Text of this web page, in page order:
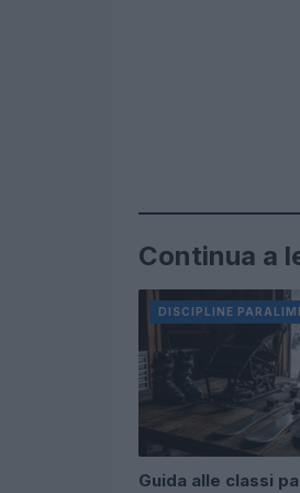
Continua a
DISCIPLINE
Guida alle classi